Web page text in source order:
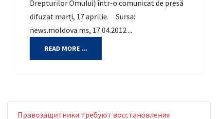
Drepturilor Omului) într-o comunicat de presă
difuzat marți, 17 aprilie. Sursa:
news.moldova.ms, 17.04.2012 ...
READ MORE ...
Правозащитники требуют восстановления